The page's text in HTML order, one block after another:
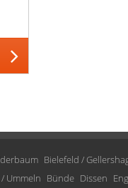
Bielefeld /
Ummeln Bünde Dissen